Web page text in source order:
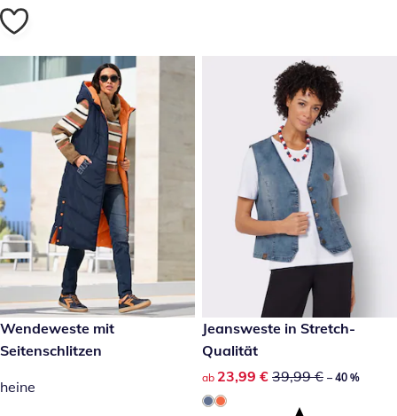
149,00 €
Wendeweste mit
Seitenschlitzen
heine
reduzierter Preis 23,99 €,
-40 %
Jeansweste in Stretch-
Qualität
reduzierter Preis 23,99 €,
ab 23,99 € 39,99 € – 40 %